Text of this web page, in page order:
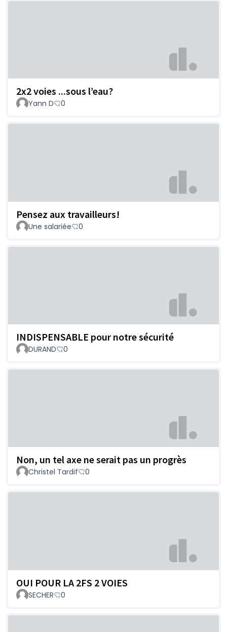
2x2 voies ...sous l’eau?
Yann D 0
Pensez aux travailleurs!
Une salariée 0
INDISPENSABLE pour notre sécurité
DURAND 0
Non, un tel axe ne serait pas un progrès
Christel Tardif 0
OUI POUR LA 2FS 2 VOIES
SECHER 0